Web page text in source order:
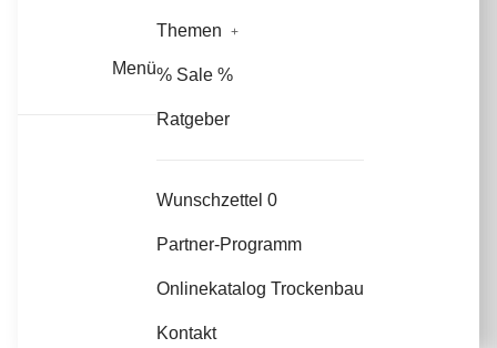
Menü
Themen
% Sale %
Ratgeber
Wunschzettel 0
Partner-Programm
Onlinekatalog Trockenbau
Kontakt